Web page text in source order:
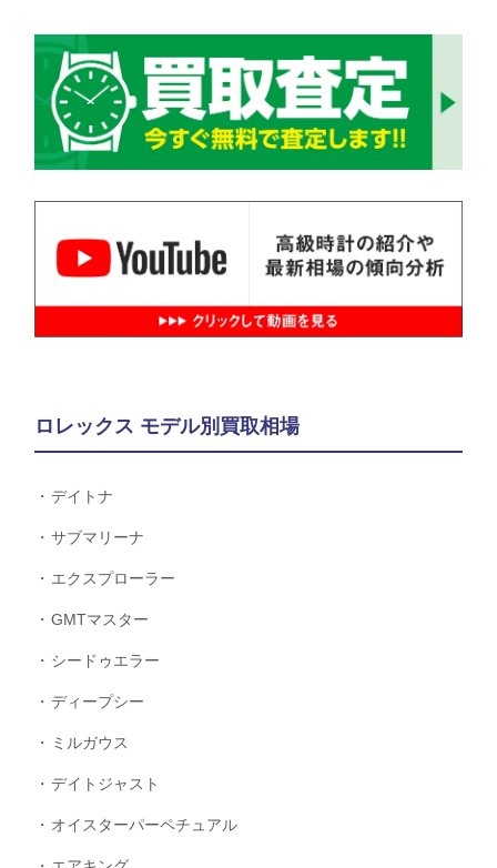
ロレックス モデル別買取相場
デイトナ
サブマリーナ
エクスプローラー
GMTマスター
シードゥエラー
ディープシー
ミルガウス
デイトジャスト
オイスターパーペチュアル